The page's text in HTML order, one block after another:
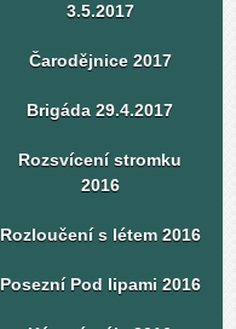
3.5.2017
Čarodějnice 2017
Brigáda 29.4.2017
Rozsvícení stromku
2016
Rozloučení s létem 2016
Posezní Pod lipami 2016